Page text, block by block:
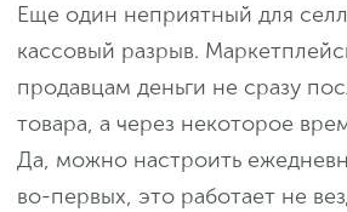
Еще один неприятный для
кассовый разрыв.
продавцам деньги не сразу
товара, а через некоторое
Да, можно настроить
во-первых, это работает не